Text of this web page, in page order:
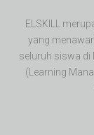
ELSKILL
yang
seluruh siswa di
(Learning